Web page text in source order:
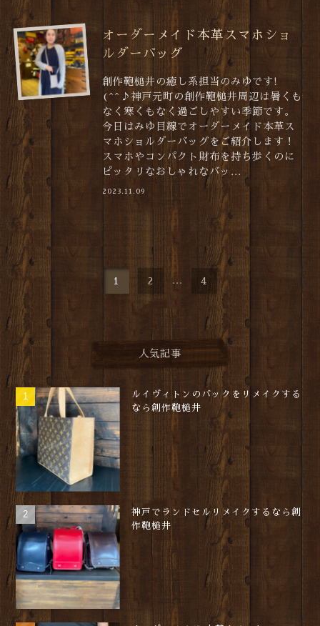
オーダーメイド本革スマホショ
ルダーバッグ
創作鞄槌井の癒し系担当のみゆです!
(^^♪神戸元町の創作鞄槌井周辺は暑くも
なく寒くもなく過ごしやすい季節です。
今日はみゆ目線でオーダーメイド本革ス
マホショルダーバッグをご紹介します！
スマホやコンパクト財布を持ち歩くのに
ピッタリなおしゃれなバッ...
2023.11.09
1 2 4
人気記事
ルイヴィトンのバックをリメイクする
なら創作鞄槌井
神戸でランドセルリメイクするなら創
作鞄槌井